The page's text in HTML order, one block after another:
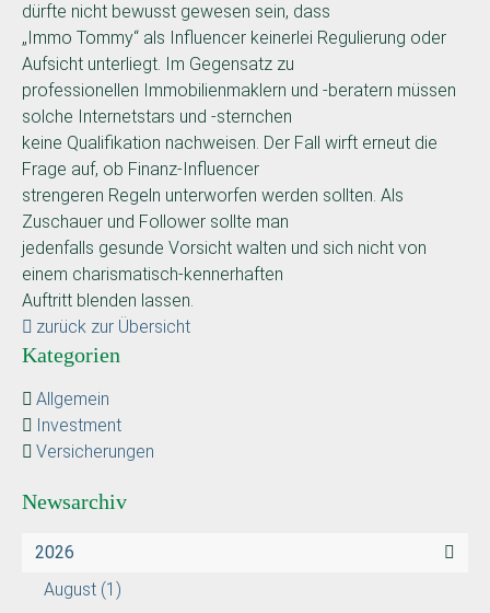
dürfte nicht bewusst gewesen sein, dass
„Immo Tommy“ als Influencer keinerlei Regulierung oder
Aufsicht unterliegt. Im Gegensatz zu
professionellen Immobilienmaklern und -beratern müssen
solche Internetstars und -sternchen
keine Qualifikation nachweisen. Der Fall wirft erneut die
Frage auf, ob Finanz-Influencer
strengeren Regeln unterworfen werden sollten. Als
Zuschauer und Follower sollte man
jedenfalls gesunde Vorsicht walten und sich nicht von
einem charismatisch-kennerhaften
Auftritt blenden lassen.
zurück zur Übersicht
Kategorien
Allgemein
Investment
Versicherungen
Newsarchiv
2026
August (1)